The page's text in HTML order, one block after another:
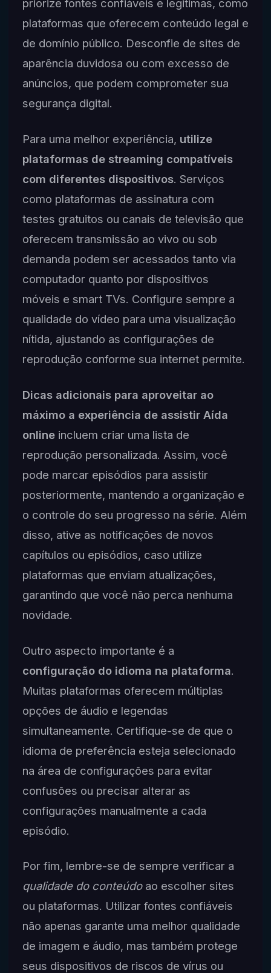
priorize fontes confiáveis e legitimas, como
plataformas que oferecem conteúdo legal e
de domínio público. Desconfie de sites de
aparência duvidosa ou com excesso de
anúncios, que podem comprometer sua
segurança digital.
Para uma melhor experiência, utilize
plataformas de streaming compatíveis
com diferentes dispositivos. Serviços
como plataformas de assinatura com
testes gratuitos ou canais de televisão que
oferecem transmissão ao vivo ou sob
demanda podem ser acessados tanto via
computador quanto por dispositivos
móveis e smart TVs. Configure sempre a
qualidade do vídeo para uma visualização
nítida, ajustando as configurações de
reprodução conforme sua internet permite.
Dicas adicionais para aproveitar ao
máximo a experiência de assistir Aída
onlineincluem criar uma lista de
reprodução personalizada. Assim, você
pode marcar episódios para assistir
posteriormente, mantendo a organização e
o controle do seu progresso na série. Além
disso, ative as notificações de novos
capítulos ou episódios, caso utilize
plataformas que enviam atualizações,
garantindo que você não perca nenhuma
novidade.
Outro aspecto importante é a
configuração do idioma na plataforma.
Muitas plataformas oferecem múltiplas
opções de áudio e legendas
simultaneamente. Certifique-se de que o
idioma de preferência esteja selecionado
na área de configurações para evitar
confusões ou precisar alterar as
configurações manualmente a cada
episódio.
Por fim, lembre-se de sempre verificar a
qualidade do conteúdoao escolher sites
ou plataformas. Utilizar fontes confiáveis
não apenas garante uma melhor qualidade
de imagem e áudio, mas também protege
seus dispositivos de riscos de vírus ou